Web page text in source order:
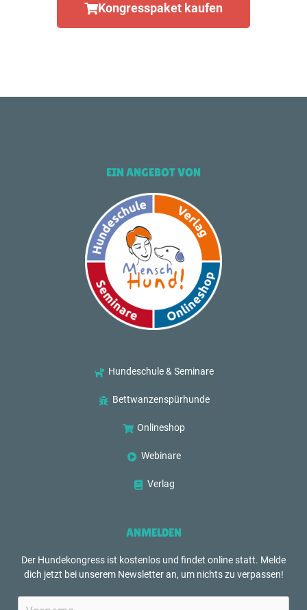
Kongresspaket kaufen
EIN ANGEBOT VON
Hundeschule & Seminare
Bettwanzenspürhunde
Onlineshop
Webinare
Verlag
ANMELDEN
Der Hundekongress ist kostenlos und findet online statt. Melde
dich jetzt bei unserem Newsletter an, um nichts zu verpassen!